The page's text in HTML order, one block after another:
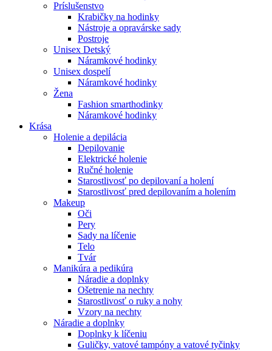
Príslušenstvo
Krabičky na hodinky
Nástroje a opravárske sady
Postroje
Unisex Detský
Náramkové hodinky
Unisex dospelí
Náramkové hodinky
Žena
Fashion smarthodinky
Náramkové hodinky
Krása
Holenie a depilácia
Depilovanie
Elektrické holenie
Ručné holenie
Starostlivosť po depilovaní a holení
Starostlivosť pred depilovaním a holením
Makeup
Oči
Pery
Sady na líčenie
Telo
Tvár
Manikúra a pedikúra
Náradie a doplnky
Ošetrenie na nechty
Starostlivosť o ruky a nohy
Vzory na nechty
Náradie a doplnky
Doplnky k líčeniu
Guličky, vatové tampóny a vatové tyčinky